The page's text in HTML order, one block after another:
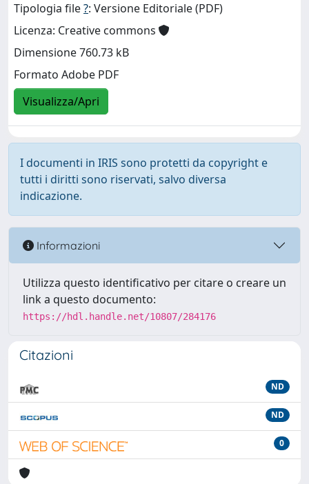
Tipologia file?: Versione Editoriale (PDF)
Licenza: Creative commons
Dimensione 760.73 kB
Formato Adobe PDF
Visualizza/Apri
I documenti in IRIS sono protetti da copyright e
tutti i diritti sono riservati, salvo diversa
indicazione.
Informazioni
Utilizza questo identificativo per citare o creare un
link a questo documento:
https://hdl.handle.net/10807/284176
Citazioni
ND
ND
0